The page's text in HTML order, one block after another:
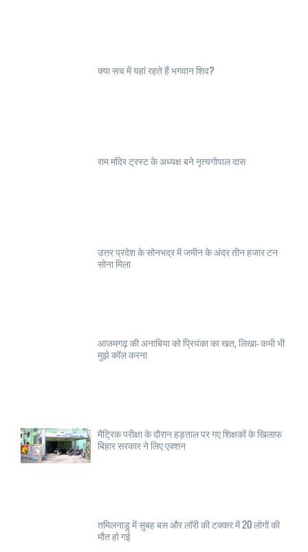
क्या सच में यहां रहते हैं भगवान शिव?
राम मंदिर ट्रस्ट के अध्यक्ष बने नृत्यगोपाल दास
उत्तर प्रदेश के सोनभद्र में जमीन के अंदर तीन हजार टन
सोना मिला
आजमगढ़ की अनाबिया को प्रियंका का खत, लिखा- कभी भी
मुझे कॉल करना
मैट्रिक परीक्षा के दौरान हड़ताल पर गए शिक्षकों के खिलाफ
बिहार सरकार ने लिए एक्शन
तमिलनाडु में सुबह बस और लॉरी की टक्कर में 20 लोगों की
मौत हो गई